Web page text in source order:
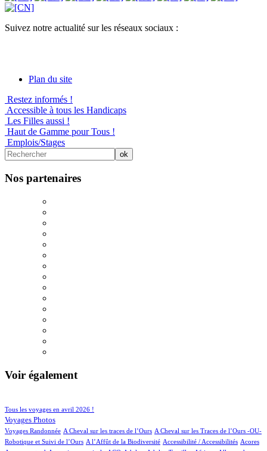
Suivez notre actualité sur les réseaux sociaux :
Plan du site
Restez informés !
Accessible à tous les Handicaps
Les Filles aussi !
Haut de Gamme pour Tous !
Emplois/Stages
Nos partenaires
Voir également
Tous les voyages en avril 2026 !
206/896
Voyages Photos
153/896
Voyages Randonnée
4/896 A Cheval sur les traces de l’Ours
5/896
A Cheval sur les Traces de l’Ours -OU-
Robotique et Suivi de l’Ours
4/896 A l’Affût de la Biodiversité
2/896 Accessibilité / Accessibilités
5/896 Acores
1/896